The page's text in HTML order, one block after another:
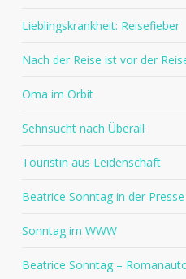
Lieblingskrankheit: Reisefieber
Nach der Reise ist vor der
Oma im Orbit
Sehnsucht nach Überall
Touristin aus Leidenschaft
Beatrice Sonntag in der Presse
Sonntag im WWW
Beatrice Sonntag –